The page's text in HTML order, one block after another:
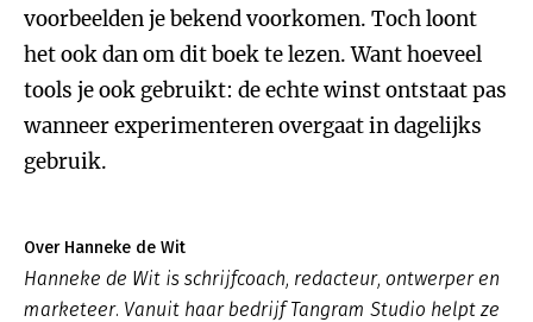
voorbeelden je bekend voorkomen. Toch loont
het ook dan om dit boek te lezen. Want hoeveel
tools je ook gebruikt: de echte winst ontstaat pas
wanneer experimenteren overgaat in dagelijks
gebruik.
Over Hanneke de Wit
Hanneke de Wit is schrijfcoach, redacteur, ontwerper en
marketeer. Vanuit haar bedrijf Tangram Studio helpt ze